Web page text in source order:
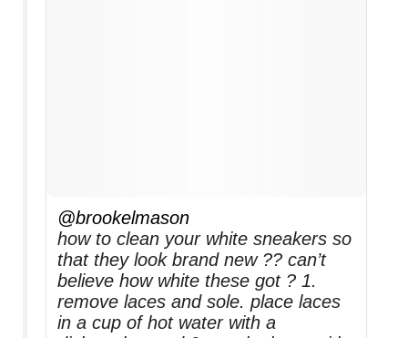
@brookelmason
how to clean your white sneakers so
that they look brand new ?? can’t
believe how white these got ? 1.
remove laces and sole. place laces
in a cup of hot water with a